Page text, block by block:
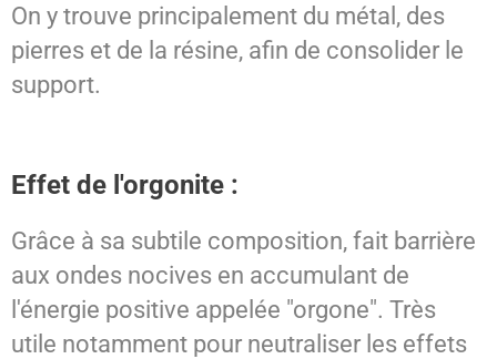
On y trouve principalement du métal, des
pierres et de la résine, afin de consolider le
support.
Effet de l'orgonite :
Grâce à sa subtile composition, fait barrière
aux ondes nocives en accumulant de
l'énergie positive appelée "orgone". Très
utile notamment pour neutraliser les effets